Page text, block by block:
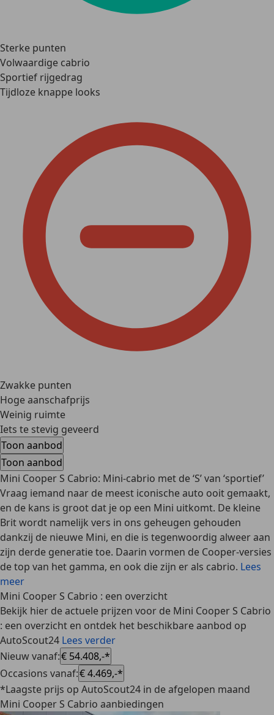
Sterke punten
Volwaardige cabrio
Sportief rijgedrag
Tijdloze knappe looks
Zwakke punten
Hoge aanschafprijs
Weinig ruimte
Iets te stevig geveerd
Toon aanbod
Toon aanbod
Mini Cooper S Cabrio: Mini-cabrio met de ‘S’ van ‘sportief’
Vraag iemand naar de meest iconische auto ooit gemaakt,
en de kans is groot dat je op een Mini uitkomt. De kleine
Brit wordt namelijk vers in ons geheugen gehouden
dankzij de nieuwe Mini, en die is tegenwoordig alweer aan
zijn derde generatie toe. Daarin vormen de Cooper-versies
de top van het gamma, en ook die zijn er als cabrio. Lees
meer
Mini Cooper S Cabrio : een overzicht
Bekijk hier de actuele prijzen voor de Mini Cooper S Cabrio
: een overzicht en ontdek het beschikbare aanbod op
AutoScout24 Lees verder
Nieuw vanaf:€ 54.408,-*
Occasions vanaf:€ 4.469,-*
*Laagste prijs op AutoScout24 in de afgelopen maand
Mini Cooper S Cabrio aanbiedingen